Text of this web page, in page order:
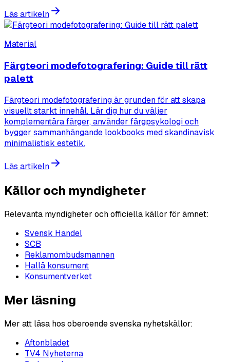
Läs artikeln
Material
Färgteori modefotografering: Guide till rätt
palett
Färgteori modefotografering är grunden för att skapa
visuellt starkt innehål. Lär dig hur du väljer
komplementära färger, använder färgpsykologi och
bygger sammanhängande lookbooks med skandinavisk
minimalistisk estetik.
Läs artikeln
Källor och myndigheter
Relevanta myndigheter och officiella källor för ämnet:
Svensk Handel
SCB
Reklamombudsmannen
Hallå konsument
Konsumentverket
Mer läsning
Mer att läsa hos oberoende svenska nyhetskällor:
Aftonbladet
TV4 Nyheterna